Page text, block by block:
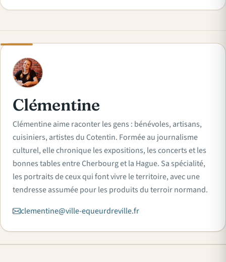
C
Clémentine
Clémentine aime raconter les gens : bénévoles, artisans,
cuisiniers, artistes du Cotentin. Formée au journalisme
culturel, elle chronique les expositions, les concerts et les
bonnes tables entre Cherbourg et la Hague. Sa spécialité,
les portraits de ceux qui font vivre le territoire, avec une
tendresse assumée pour les produits du terroir normand.
clementine@ville-equeurdreville.fr